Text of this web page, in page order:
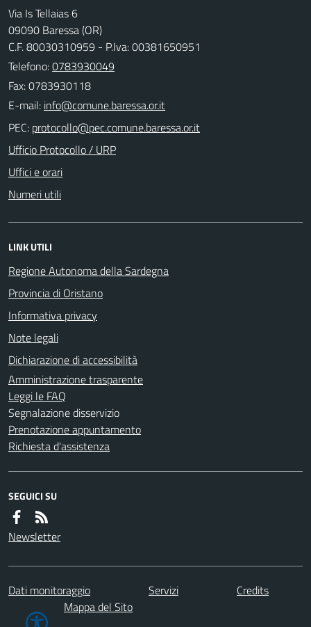
Via Is Tellaias 6
09090 Baressa (OR)
C.F. 80030310959 - P.Iva: 00381650951
Telefono:0783930049
Fax: 0783930118
E-mail:
PEC:
Ufficio Protocollo / URP
Uffici e orari
Numeri utili
LINK UTILI
Regione Autonoma della Sardegna
Provincia di Oristano
Informativa privacy
Note legali
Dichiarazione di accessibilità
Amministrazione trasparente
Leggi le FAQ
Segnalazione disservizio
Prenotazione appuntamento
Richiesta d'assistenza
SEGUICI SU
Newsletter
Dati monitoraggio Servizi
Credits
Mappa del Sito